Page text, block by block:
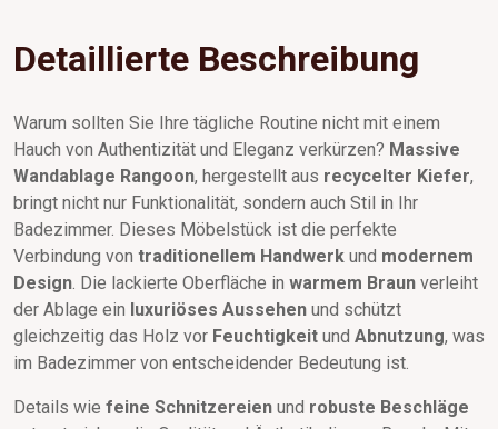
Detaillierte Beschreibung
Warum sollten Sie Ihre tägliche Routine nicht mit einem
Hauch von Authentizität und Eleganz verkürzen? Massive
Wandablage Rangoon, hergestellt aus recycelter Kiefer,
bringt nicht nur Funktionalität, sondern auch Stil in Ihr
Badezimmer. Dieses Möbelstück ist die perfekte
Verbindung von traditionellem Handwerk und modernem
Design . Die lackierte Oberfläche in warmem Braun verleiht
der Ablage ein luxuriöses Aussehen und schützt
gleichzeitig das Holz vor Feuchtigkeit und Abnutzung, was
im Badezimmer von entscheidender Bedeutung ist.
Details wie feine Schnitzereien und robuste Beschläge